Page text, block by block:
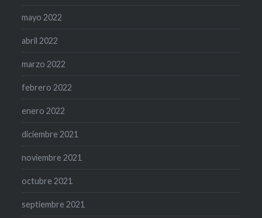
mayo 2022
abril 2022
marzo 2022
febrero 2022
enero 2022
diciembre 2021
noviembre 2021
octubre 2021
septiembre 2021